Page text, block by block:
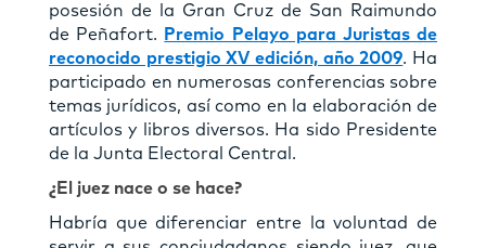
posesión de la Gran Cruz de San Raimundo
de Peñafort.
Premio Pelayo para Juristas de
reconocido prestigio XV edición, año 2009. Ha
participado en numerosas conferencias sobre
temas jurídicos, así como en la elaboración de
artícu los y libros diversos. Ha sido Presidente
de la Junta Electoral Central.
¿El juez nace o se hace?
Habría que diferenciar entre la voluntad de